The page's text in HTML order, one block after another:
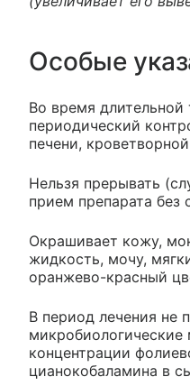
Особые
Во время
периодический
печени,
Нельзя прерывать
прием препарата без
Окрашивает кожу,
жидкость, мочу,
оранжево-красный
В период лечения не
концентрации
цианокобаламина в